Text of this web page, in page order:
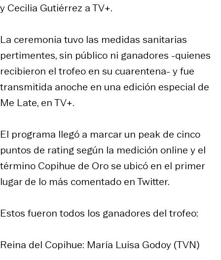
y Cecilia Gutiérrez a TV+.
La ceremonia tuvo las medidas sanitarias
pertimentes, sin público ni ganadores -quienes
recibieron el trofeo en su cuarentena- y fue
transmitida anoche en una edición especial de
Me Late, en TV+.
El programa llegó a marcar un peak de cinco
puntos de rating según la medición online y el
término Copihue de Oro se ubicó en el primer
lugar de lo más comentado en Twitter.
Estos fueron todos los ganadores del trofeo:
Reina del Copihue: María Luisa Godoy (TVN)